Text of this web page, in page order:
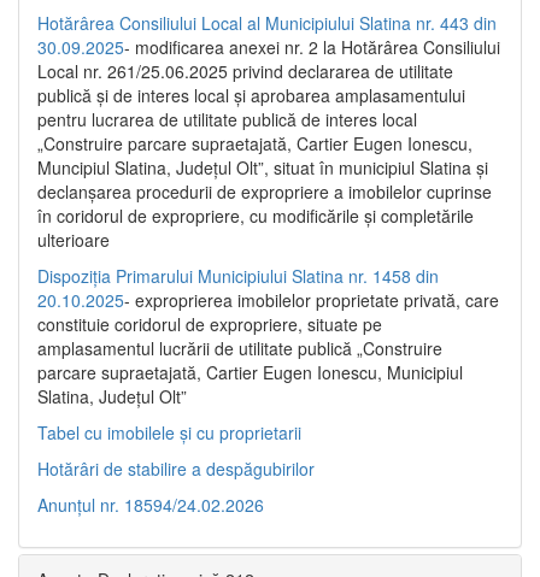
Hotărârea Consiliului Local al Municipiului Slatina nr. 443 din
30.09.2025- modificarea anexei nr. 2 la Hotărârea Consiliului
Local nr. 261/25.06.2025 privind declararea de utilitate
publică şi de interes local şi aprobarea amplasamentului
pentru lucrarea de utilitate publică de interes local
„Construire parcare supraetajată, Cartier Eugen Ionescu,
Muncipiul Slatina, Judeţul Olt”, situat în municipiul Slatina şi
declanşarea procedurii de expropriere a imobilelor cuprinse
în coridorul de expropriere, cu modificările şi completările
ulterioare
Dispoziția Primarului Municipiului Slatina nr. 1458 din
20.10.2025- exproprierea imobilelor proprietate privată, care
constituie coridorul de expropriere, situate pe
amplasamentul lucrării de utilitate publică „Construire
parcare supraetajată, Cartier Eugen Ionescu, Municipiul
Slatina, Județul Olt”
Tabel cu imobilele și cu proprietarii
Hotărâri de stabilire a despăgubirilor
Anunțul nr. 18594/24.02.2026